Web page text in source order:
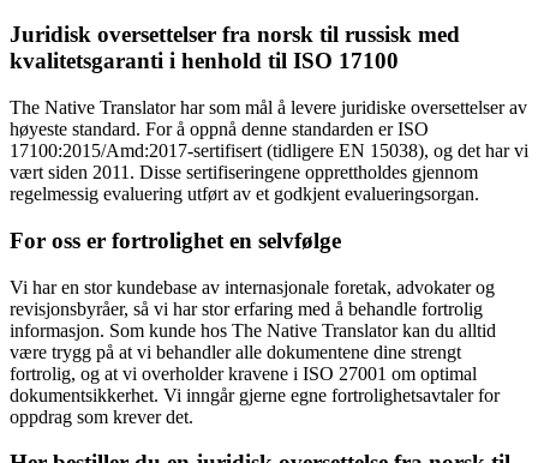
Juridisk oversettelser fra norsk til russisk med
kvalitetsgaranti i henhold til ISO 17100
The Native Translator har som mål å levere juridiske oversettelser av
høyeste standard. For å oppnå denne standarden er ISO
17100:2015/Amd:2017-sertifisert (tidligere EN 15038), og det har vi
vært siden 2011. Disse sertifiseringene opprettholdes gjennom
regelmessig evaluering utført av et godkjent evalueringsorgan.
For oss er fortrolighet en selvfølge
Vi har en stor kundebase av internasjonale foretak, advokater og
revisjonsbyråer, så vi har stor erfaring med å behandle fortrolig
informasjon. Som kunde hos The Native Translator kan du alltid
være trygg på at vi behandler alle dokumentene dine strengt
fortrolig, og at vi overholder kravene i ISO 27001 om optimal
dokumentsikkerhet. Vi inngår gjerne egne fortrolighetsavtaler for
oppdrag som krever det.